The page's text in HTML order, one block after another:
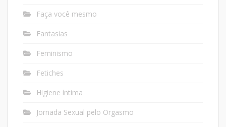
Faça você mesmo
Fantasias
Feminismo
Fetiches
Higiene íntima
Jornada Sexual pelo Orgasmo